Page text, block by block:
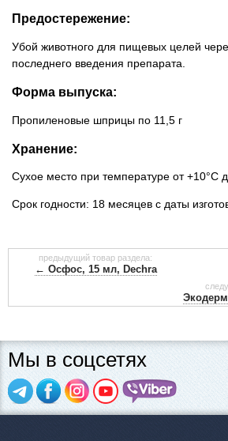
Предостережение:
Убой животного для пищевых целей
последнего введения препарата.
Форма выпуска:
Пропиленовые шприцы по 11,5 г
Хранение:
Сухое место при температуре от +10°С
Срок годности: 18 месяцев с даты
предыдущий товар раздела:
← Осфос, 15 мл, Dechra
Мы в соцсетях